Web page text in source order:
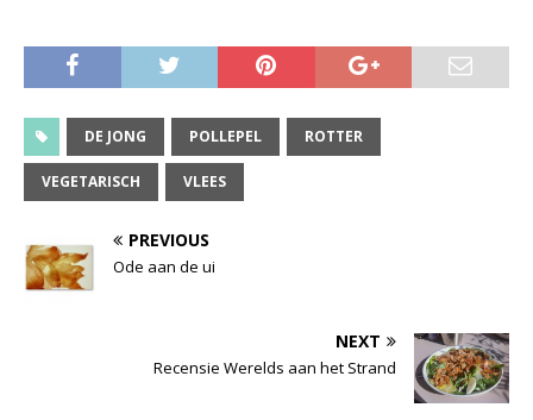
DE JONG POLLEPEL ROTTER
VEGETARISCH VLEES
PREVIOUS
Ode aan de ui
NEXT
Recensie Werelds aan het Strand